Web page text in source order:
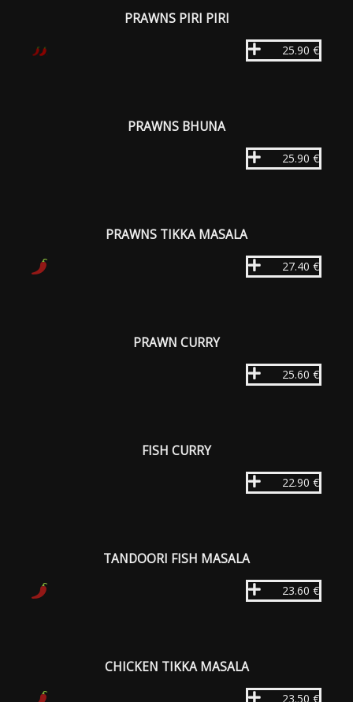
PRAWNS PIRI PIRI
25.90 €
PRAWNS BHUNA
25.90 €
PRAWNS TIKKA MASALA
27.40 €
PRAWN CURRY
25.60 €
FISH CURRY
22.90 €
TANDOORI FISH MASALA
23.60 €
CHICKEN TIKKA MASALA
23.50 €